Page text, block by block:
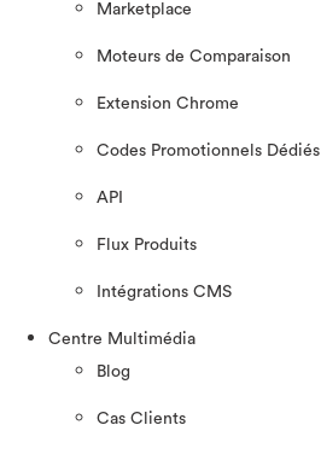
Marketplace
Moteurs de Comparaison
Extension Chrome
Codes Promotionnels Dédiés
API
Flux Produits
Intégrations CMS
Centre Multimédia
Blog
Cas Clients